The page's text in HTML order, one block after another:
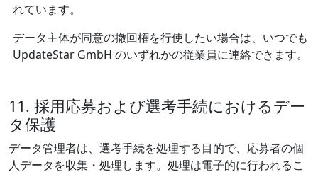
れています。
データ主体が同意の撤回権を行使したい場合は、いつでも
UpdateStar GmbH のいずれかの従業員に連絡できます。
11. 採用応募および選考手続におけるデー
タ保護
データ管理者は、選考手続を処理する目的で、応募者の個
人データを収集・処理します。処理は電子的に行われるこ